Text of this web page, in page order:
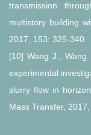
transmission
multistory building
2017, 153: 325-340.
[10] Wang J., Wang
experimental
slurry flow in
Mass Transfer,